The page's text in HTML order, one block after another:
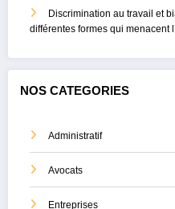
Discrimination au travail et
différentes formes qui menacent
NOS CATEGORIES
Administratif
Avocats
Entreprises